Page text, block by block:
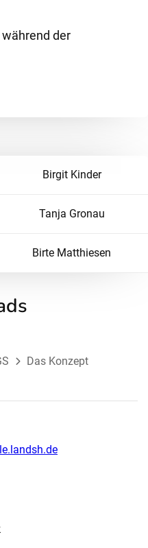
der
Birgit Kinder
Tanja Gronau
Birte Matthiesen
Das Konzept